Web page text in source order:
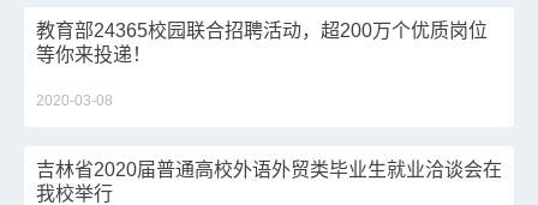
教育部24365校园联合招聘活动，超200万个优质岗位
等你来投递！
2020-03-08
吉林省2020届普通高校外语外贸类毕业生就业洽谈会在
我校举行